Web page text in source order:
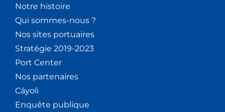
Notre histoire
Qui sommes-nous ?
Nos sites portuaires
Stratégie 2019-2023
Port Center
Nos partenaires
Cáyoli
Enquête publique